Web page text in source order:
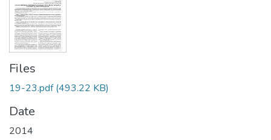
Files
19-23.pdf(493.22 KB)
Date
2014